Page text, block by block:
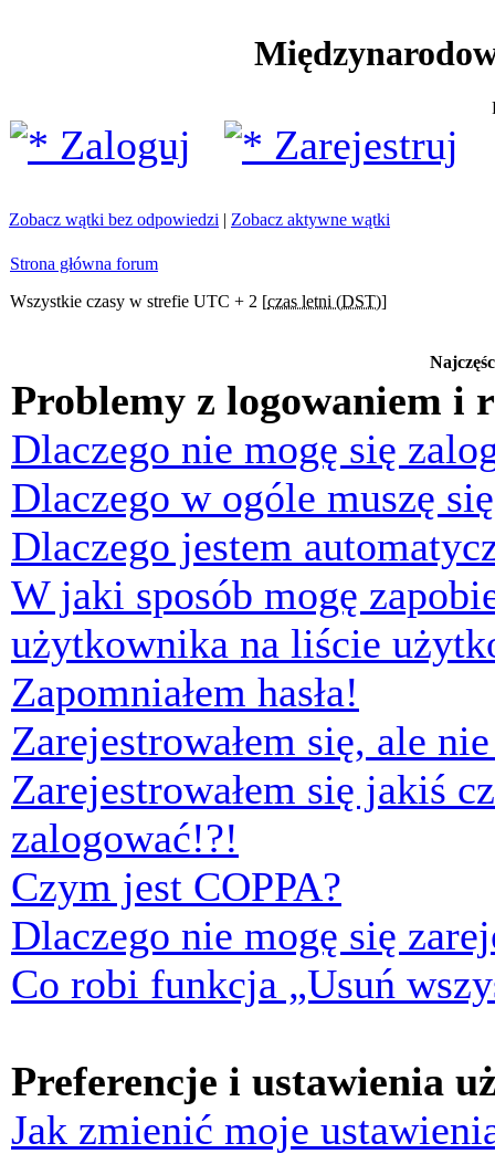
Zaloguj Zarejestruj
Zobacz wątki bez odpowiedzi | Zobacz aktywne wątki
Strona główna forum
Wszystkie czasy w strefie UTC + 2 [czas letni (DST)]
Problemy z logowaniem i
Dlaczego nie mogę się
Dlaczego w ogóle muszę
Dlaczego jestem
W jaki sposób mogę
użytkownika na liście
Zapomniałem hasła!
Zarejestrowałem się, ale
Zarejestrowałem się jakiś
zalogować!?!
Czym jest COPPA?
Dlaczego nie mogę się
Co robi funkcja „Usuń
Preferencje i ustawienia
Jak zmienić moje